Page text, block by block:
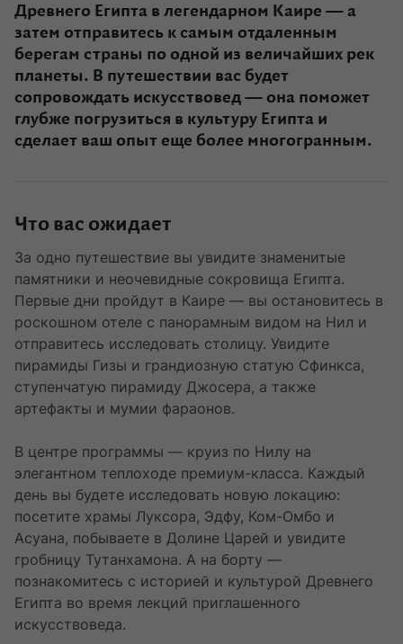
Древнего Египта в легендарном Каире — а
затем отправитесь к самым отдаленным
берегам страны по одной из величайших рек
планеты. В путешествии вас будет
сопровождать искусствовед — она поможет
глубже погрузиться в культуру Египта и
сделает ваш опыт еще более многогранным.
Что вас ожидает
За одно путешествие вы увидите знаменитые
памятники и неочевидные сокровища Египта.
Первые дни пройдут в Каире — вы остановитесь в
роскошном отеле с панорамным видом на Нил и
отправитесь исследовать столицу. Увидите
пирамиды Гизы и грандиозную статую Сфинкса,
ступенчатую пирамиду Джосера, а также
артефакты и мумии фараонов.
В центре программы — круиз по Нилу на
элегантном теплоходе премиум-класса. Каждый
день вы будете исследовать новую локацию:
посетите храмы Луксора, Эдфу, Ком-Омбо и
Асуана, побываете в Долине Царей и увидите
гробницу Тутанхамона. А на борту —
познакомитесь с историей и культурой Древнего
Египта во время лекций приглашенного
искусствоведа.